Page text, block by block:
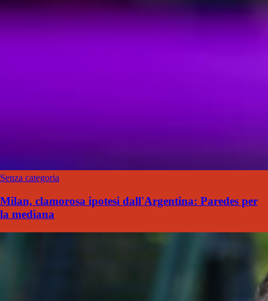
Senza categoria
Milan, clamorosa ipotesi dall'Argentina: Paredes per
la mediana